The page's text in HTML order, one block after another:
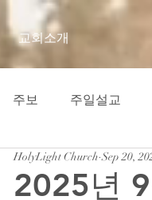
교회소개
주보 주일설교
2025년
HolyLight Church Sep 20,